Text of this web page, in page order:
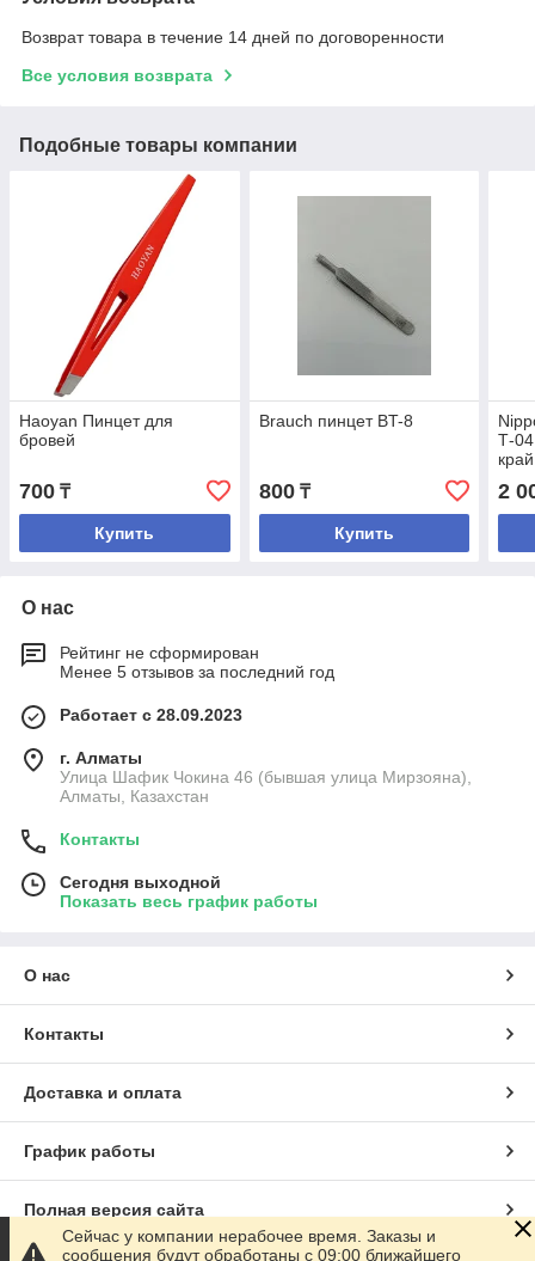
Возврат товара в течение 14 дней по договоренности
Все условия возврата
Подобные товары компании
Haoyan Пинцет для
бровей
700 ₸
Купить
Brauch пинцет BT-8
800₸
Купить
Т-
край
2
О нас
Рейтинг не сформирован
Менее 5 отзывов за последний год
Работает с 28.09.2023
г. Алматы
Улица Шафик Чокина 46 (бывшая улица Мирзояна),
Алматы, Казахстан
Контакты
Сегодня выходной
Показать весь график работы
О нас
Контакты
Доставка и оплата
График работы
Полная версия сайта
Сейчас у компании нерабочее время. Заказы и
сообщения будут обработаны с 09:00 ближайшего